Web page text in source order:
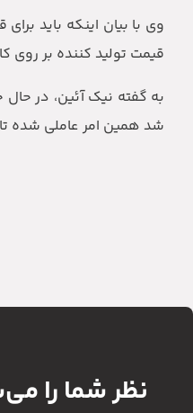
وی با بیان اینکه باید
قیمت تولید کننده بر روی
شد همین امر عاملی شده
نظر شما را